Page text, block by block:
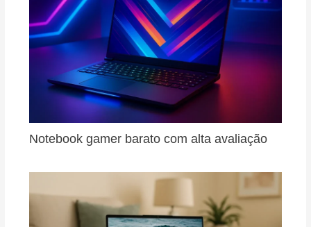
Notebook gamer barato com alta avaliação